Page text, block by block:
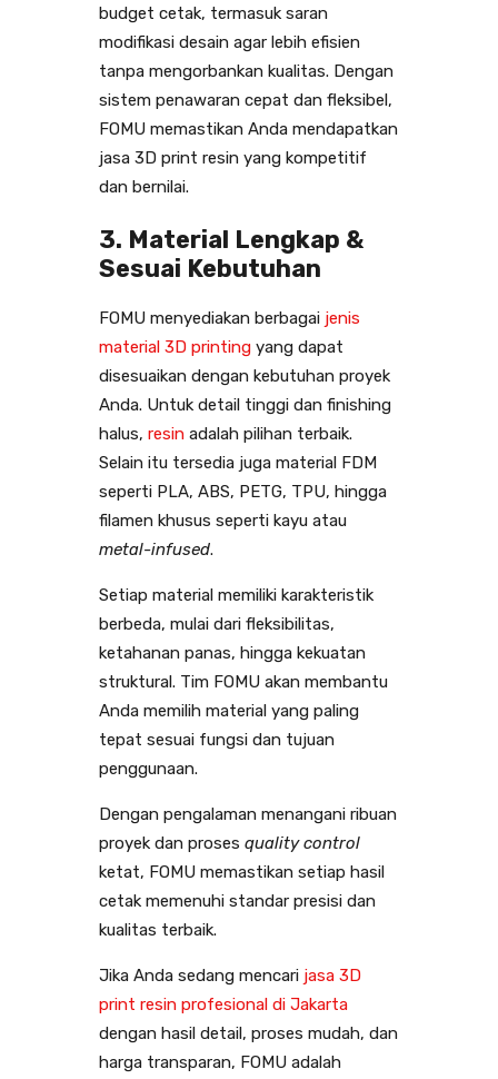
budget cetak, termasuk saran
modifikasi desain agar lebih efisien
tanpa mengorbankan kualitas. Dengan
sistem penawaran cepat dan fleksibel,
FOMU memastikan Anda mendapatkan
jasa 3D print resin yang kompetitif
dan bernilai.
3. Material Lengkap &
Sesuai Kebutuhan
FOMU menyediakan berbagai jenis
material 3D printing yang dapat
disesuaikan dengan kebutuhan proyek
Anda. Untuk detail tinggi dan finishing
halus, resin adalah pilihan terbaik.
Selain itu tersedia juga material FDM
seperti PLA, ABS, PETG, TPU, hingga
filamen khusus seperti kayu atau
metal-infused.
Setiap material memiliki karakteristik
berbeda, mulai dari fleksibilitas,
ketahanan panas, hingga kekuatan
struktural. Tim FOMU akan membantu
Anda memilih material yang paling
tepat sesuai fungsi dan tujuan
penggunaan.
Dengan pengalaman menangani ribuan
proyek dan proses quality control
ketat, FOMU memastikan setiap hasil
cetak memenuhi standar presisi dan
kualitas terbaik.
Jika Anda sedang mencari jasa 3D
print resin profesional di Jakarta
dengan hasil detail, proses mudah, dan
harga transparan, FOMU adalah